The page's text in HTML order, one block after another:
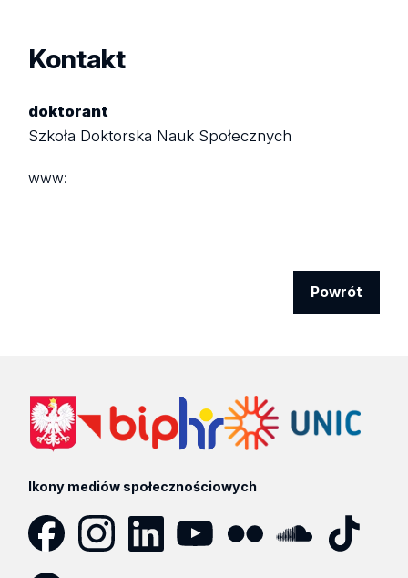
Kontakt
doktorant
Szkoła Doktorska Nauk Społecznych
www:
Powrót
Ikony mediów społecznościowych